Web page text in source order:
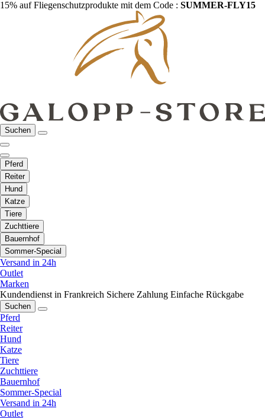
15% auf Fliegenschutzprodukte mit dem Code : SUMMER-FLY15
Suchen
Pferd
Reiter
Hund
Katze
Tiere
Zuchttiere
Bauernhof
Sommer-Special
Versand in 24h
Outlet
Marken
Kundendienst in Frankreich Sichere Zahlung Einfache Rückgabe
Suchen
Pferd
Reiter
Hund
Katze
Tiere
Zuchttiere
Bauernhof
Sommer-Special
Versand in 24h
Outlet